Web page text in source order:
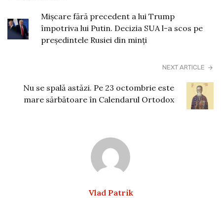
Mișcare fără precedent a lui Trump
împotriva lui Putin. Decizia SUA l-a scos pe
președintele Rusiei din minți
NEXT ARTICLE
Nu se spală astăzi. Pe 23 octombrie este
mare sărbătoare în Calendarul Ortodox
Vlad Patrik